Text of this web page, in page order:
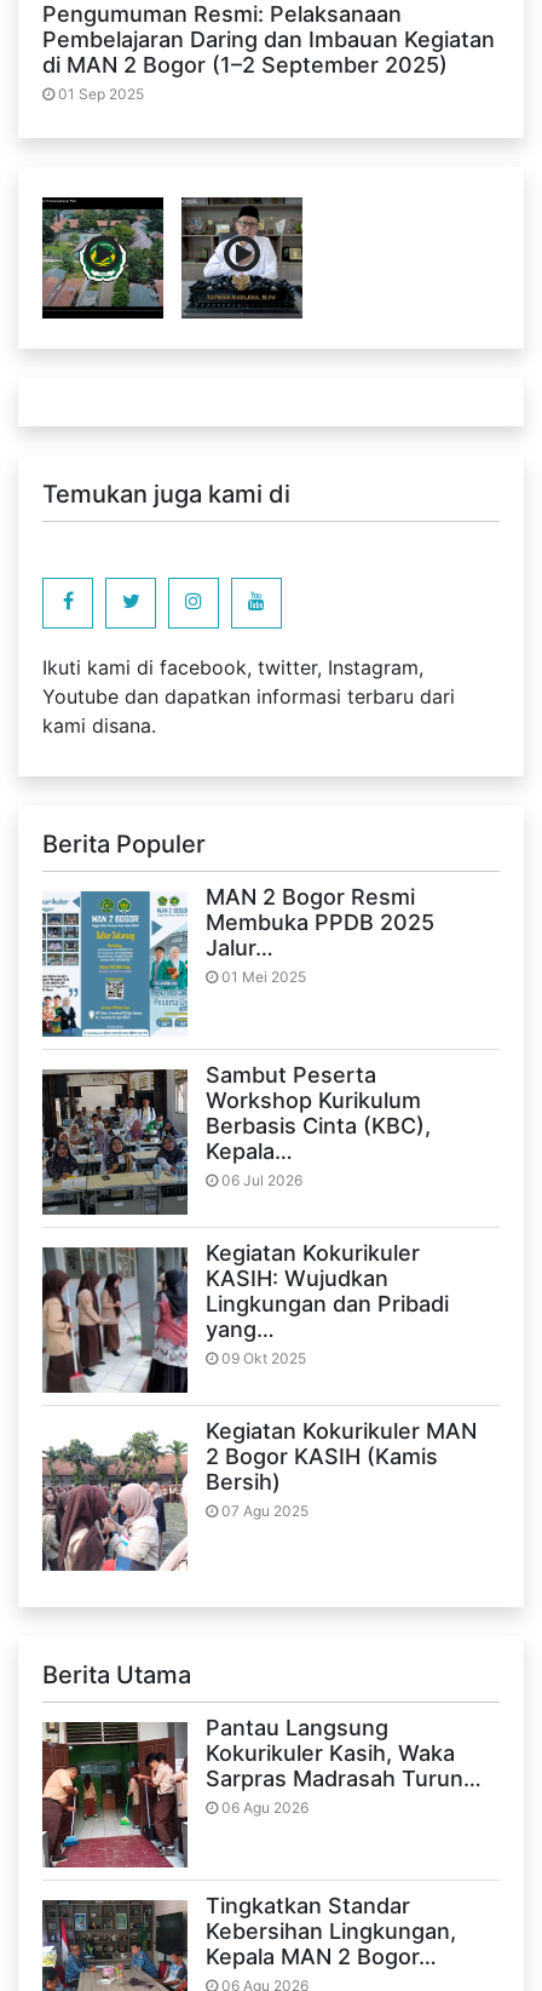
Pengumuman Resmi: Pelaksanaan
Pembelajaran Daring dan Imbauan Kegiatan
di MAN 2 Bogor (1–2 September 2025)
01 Sep 2025
Temukan juga kami di
Ikuti kami di facebook, twitter, Instagram,
Youtube dan dapatkan informasi terbaru dari
kami disana.
Berita Populer
MAN 2 Bogor Resmi
Membuka PPDB 2025
Jalur…
01 Mei 2025
Sambut Peserta
Workshop Kurikulum
Berbasis Cinta (KBC),
Kepala…
06 Jul 2026
Kegiatan Kokurikuler
KASIH: Wujudkan
Lingkungan dan Pribadi
yang…
09 Okt 2025
Kegiatan Kokurikuler MAN
2 Bogor KASIH (Kamis
Bersih)
07 Agu 2025
Berita Utama
Pantau Langsung
Kokurikuler Kasih, Waka
Sarpras Madrasah Turun…
06 Agu 2026
Tingkatkan Standar
Kebersihan Lingkungan,
Kepala MAN 2 Bogor…
06 Agu 2026